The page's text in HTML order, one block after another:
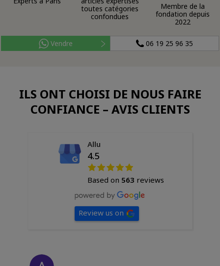
toutes catégories
confondues
Membre de la
fondation depuis
2022
Vendre 06 19 25 96 35
ILS ONT CHOISI DE NOUS FAIRE
CONFIANCE – AVIS CLIENTS
Allu
4.5
Based on 563 reviews
Review us on